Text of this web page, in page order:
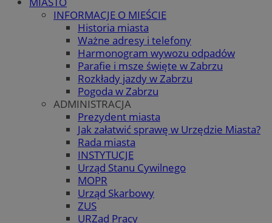
INFORMACJE O MIEŚCIE
Historia miasta
Ważne adresy i telefony
Harmonogram wywozu odpadów
Parafie i msze święte w Zabrzu
Rozkłady jazdy w Zabrzu
Pogoda w Zabrzu
ADMINISTRACJA
Prezydent miasta
Jak załatwić sprawę w Urzędzie Miasta?
Rada miasta
INSTYTUCJE
Urząd Stanu Cywilnego
MOPR
Urząd Skarbowy
ZUS
URZąd Pracy